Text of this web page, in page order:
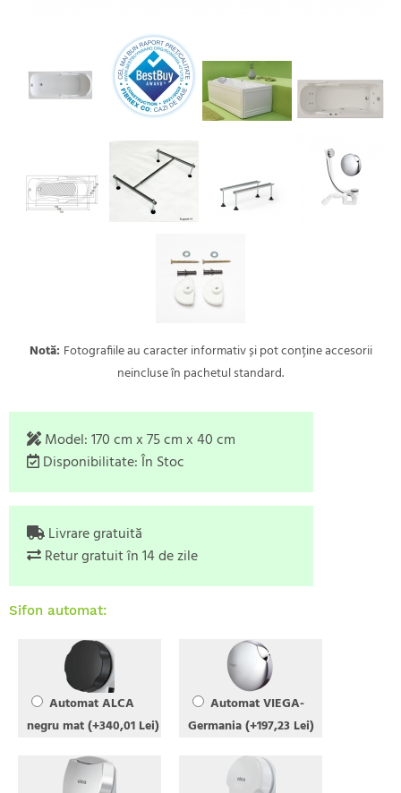
Notă: Fotografiile au caracter informativ și pot conține accesorii
neincluse în pachetul standard.
Model:170 cm x 75 cm x 40 cm
Disponibilitate:În Stoc
Livrare gratuită
Retur gratuit în 14 de zile
Sifon automat:
Automat ALCA
negru mat (+340,01 Lei)
Automat VIEGA-
Germania (+197,23 Lei)